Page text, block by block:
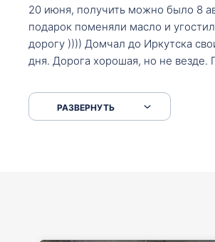
20 июня, получить можно было 8
подарок поменяли масло и
дорогу )))) Домчал до Иркутска
дня. Дорога хорошая, но не везде.
серпантинах по пути следования.
РАЗВЕРНУТЬ